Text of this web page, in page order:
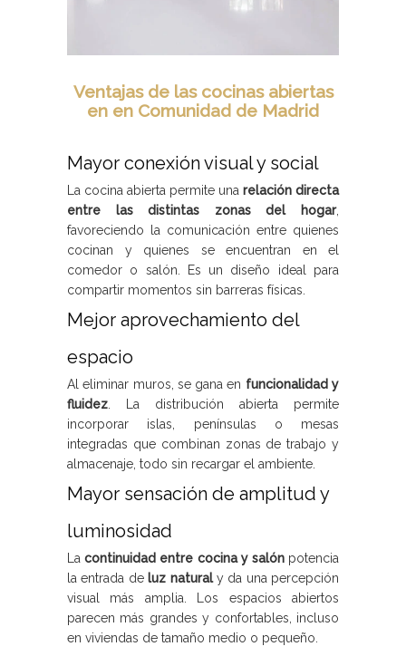
Ventajas de las cocinas abiertas
en en Comunidad de Madrid
Mayor conexión visual y social
La cocina abierta permite una relación directa
entre las distintas zonas del hogar,
favoreciendo la comunicación entre quienes
cocinan y quienes se encuentran en el
comedor o salón. Es un diseño ideal para
compartir momentos sin barreras físicas.
Mejor aprovechamiento del
espacio
Al eliminar muros, se gana en funcionalidad y
fluidez . La distribución abierta permite
incorporar islas, penínsulas o mesas
integradas que combinan zonas de trabajo y
almacenaje, todo sin recargar el ambiente.
Mayor sensación de amplitud y
luminosidad
Lacontinuidad entre cocina y salónpotencia
la entrada de luz naturaly da una percepción
visual más amplia. Los espacios abiertos
parecen más grandes y confortables, incluso
en viviendas de tamaño medio o pequeño.